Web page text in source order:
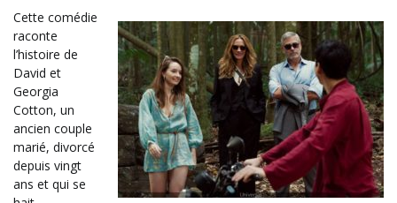
Cette comédie
raconte
l’histoire de
David et
Georgia
Cotton, un
ancien couple
marié, divorcé
depuis vingt
ans et qui se